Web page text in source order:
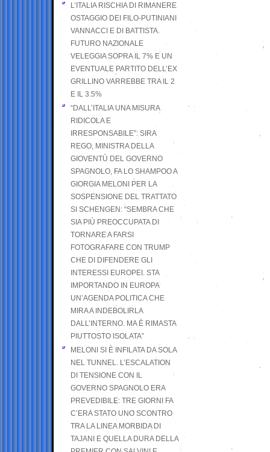
L’ITALIA RISCHIA DI RIMANERE
OSTAGGIO DEI FILO-PUTINIANI
VANNACCI E DI BATTISTA.
FUTURO NAZIONALE
VELEGGIA SOPRA IL 7% E UN
EVENTUALE PARTITO DELL’EX
GRILLINO VARREBBE TRA IL 2
E IL 3.5%
“DALL’ITALIA UNA MISURA
RIDICOLA E
IRRESPONSABILE”: SIRA
REGO, MINISTRA DELLA
GIOVENTÙ DEL GOVERNO
SPAGNOLO, FA LO SHAMPOO A
GIORGIA MELONI PER LA
SOSPENSIONE DEL TRATTATO
SI SCHENGEN: “SEMBRA CHE
SIA PIÙ PREOCCUPATA DI
TORNARE A FARSI
FOTOGRAFARE CON TRUMP
CHE DI DIFENDERE GLI
INTERESSI EUROPEI. STA
IMPORTANDO IN EUROPA
UN’AGENDA POLITICA CHE
MIRA A INDEBOLIRLA
DALL’INTERNO. MA È RIMASTA
PIUTTOSTO ISOLATA”
MELONI SI È INFILATA DA SOLA
NEL TUNNEL. L’ESCALATION
DI TENSIONE CON IL
GOVERNO SPAGNOLO ERA
PREVEDIBILE: TRE GIORNI FA
C’ERA STATO UNO SCONTRO
TRA LA LINEA MORBIDA DI
TAJANI E QUELLA DURA DELLA